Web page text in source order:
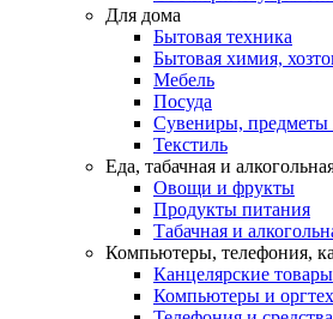
Для дома
Бытовая техника
Бытовая химия,
Мебель
Посуда
Сувениры, предметы
Текстиль
Еда, табачная и
Овощи и фрукты
Продукты питания
Табачная и
Компьютеры, телефония,
Канцелярские товары
Компьютеры и